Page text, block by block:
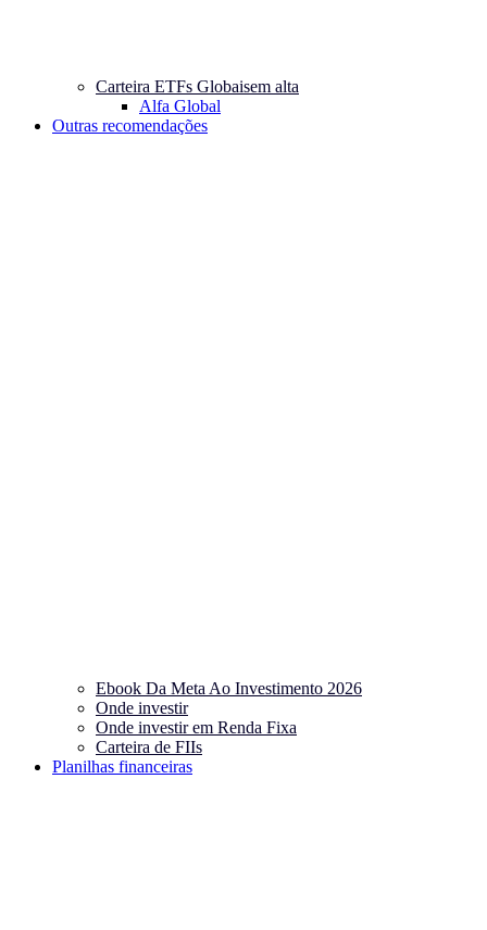
Carteira ETFs Globaisem alta
Alfa Global
Outras recomendações
Ebook Da Meta Ao Investimento 2026
Onde investir
Onde investir em Renda Fixa
Carteira de FIIs
Planilhas financeiras